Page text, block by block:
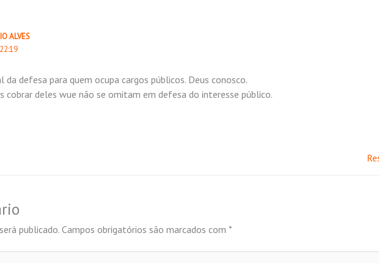
ALVES
defesa para quem ocupa cargos públicos. Deus conosco.
cobrar deles wue não se omitam em defesa do interesse público.
publicado. Campos obrigatórios são marcados com *